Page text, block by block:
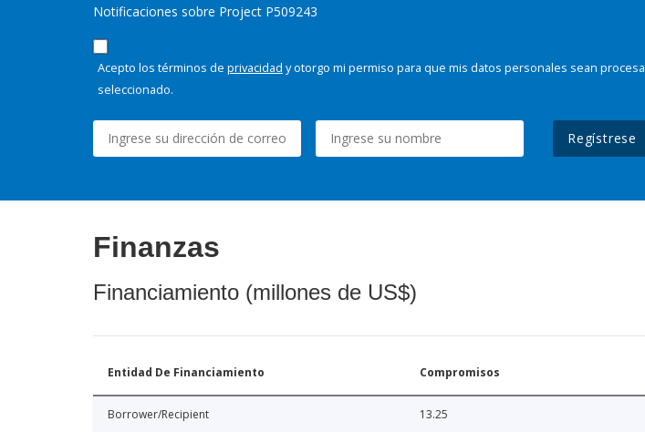
Notificaciones sobre Project P509243
Acepto los términos de privacidad y otorgo mi permiso para que mis datos personales sean
seleccionado.
Regístrese
Finanzas
Financiamiento (millones de US$)
Entidad De Financiamiento Compromisos
Borrower/Recipient 13.25